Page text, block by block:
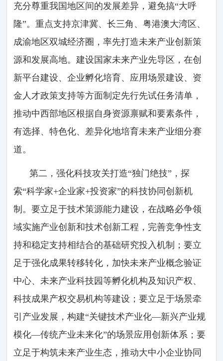
充分尊重我国地区间的发展差异，避免搞“大呼
隆”。重点支持京津冀、长三角、粤港澳大湾区、
成渝地区双城经济圈，率先打造未来产业创新策
源和发展高地。建设国家未来产业先导区，在创
新平台建设、企业孵化培育、应用场景建设、资
金人才政策支持等方面制定先行先试任务清单，
推动中西部地区根据自身资源禀赋和要素条件，
有选择、特色化、差异化地培育未来产业细分赛
道。
第二，强化科技攻关打造“独门绝技”，探
索“科学家+企业家+投资家”的科技协同创新机
制。要立足于技术策源能力建设，在战略必争领
域实施产业创新和技术创新工程，完善竞争性支
持和稳定支持相结合的基础研究投入机制；要立
足于强化成果转移转化，加快未来产业概念验证
中心、未来产业科技园等孵化机构及知识产权、
科技成果产权交易机构等建设；要立足于场景牵
引产业发展，构建“关键技术产业化—新兴产业规
模化—传统产业未来化”的场景应用创新体系；要
立足于构筑未来产业生态，推动大中小企业协同